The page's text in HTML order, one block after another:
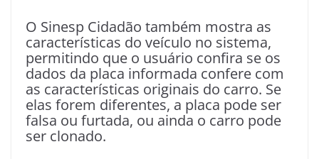
O Sinesp Cidadão também mostra as
características do veículo no sistema,
permitindo que o usuário confira se os
dados da placa informada confere com
as características originais do carro. Se
elas forem diferentes, a placa pode ser
falsa ou furtada, ou ainda o carro pode
ser clonado.